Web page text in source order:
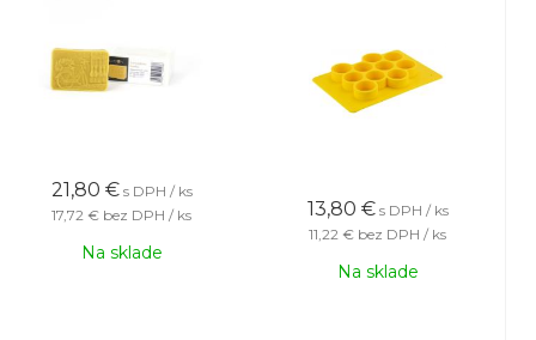
21,80 € s DPH / ks
17,72 € bez DPH / ks
Na sklade
13,80 € s DPH / ks
11,22 € bez DPH / ks
Na sklade